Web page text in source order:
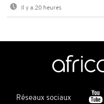
Il y a 20 heures
Réseaux sociaux